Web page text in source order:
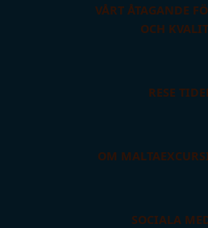
VÅRT ÅTAGANDE
OCH
RESE
OM
SOCIALA